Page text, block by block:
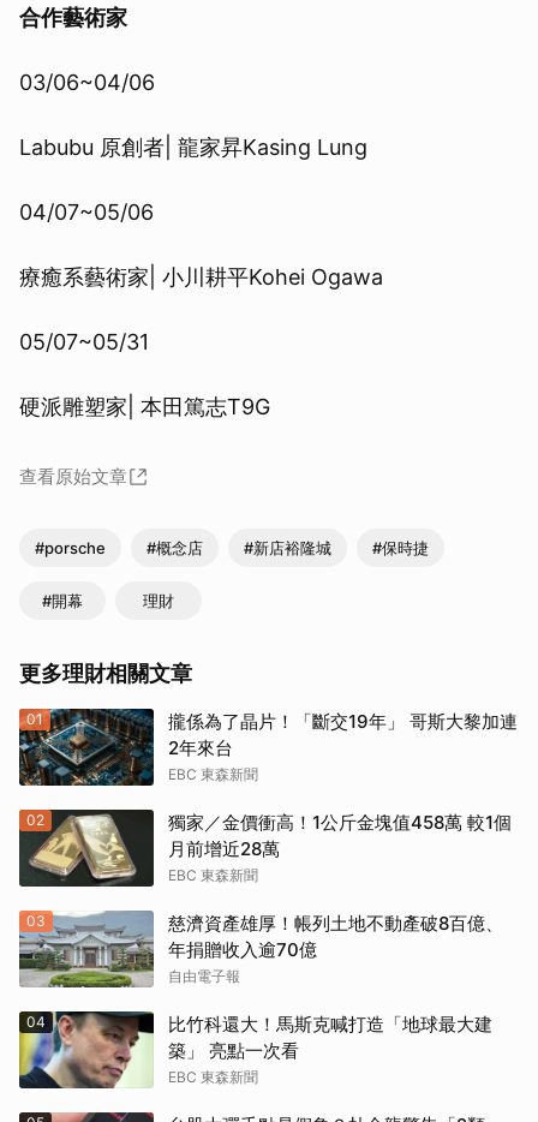
合作藝術家
03/06~04/06
Labubu 原創者| 龍家昇Kasing Lung
04/07~05/06
療癒系藝術家| 小川耕平Kohei Ogawa
05/07~05/31
硬派雕塑家| 本田篤志T9G
查看原始文章
#porsche #概念店 #新店裕隆城 #保時捷
#開幕 理財
更多理財相關文章
01
攏係為了晶片！「斷交19年」 哥斯大黎加連
2年來台
EBC 東森新聞
02
獨家／金價衝高！1公斤金塊值458萬 較1個
月前增近28萬
EBC 東森新聞
03
慈濟資產雄厚！帳列土地不動產破8百億、
年捐贈收入逾70億
自由電子報
04
比竹科還大！馬斯克喊打造「地球最大建
築」 亮點一次看
EBC 東森新聞